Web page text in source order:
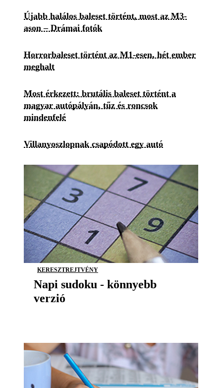
Újabb halálos baleset történt, most az M3-
ason – Drámai fotók
Horrorbaleset történt az M1-esen, hét ember
meghalt
Most érkezett: brutális baleset történt a
magyar autópályán, tűz és roncsok
mindenfelé
Villanyoszlopnak csapódott egy autó
KERESZTREJTVÉNY
Napi sudoku - könnyebb
verzió